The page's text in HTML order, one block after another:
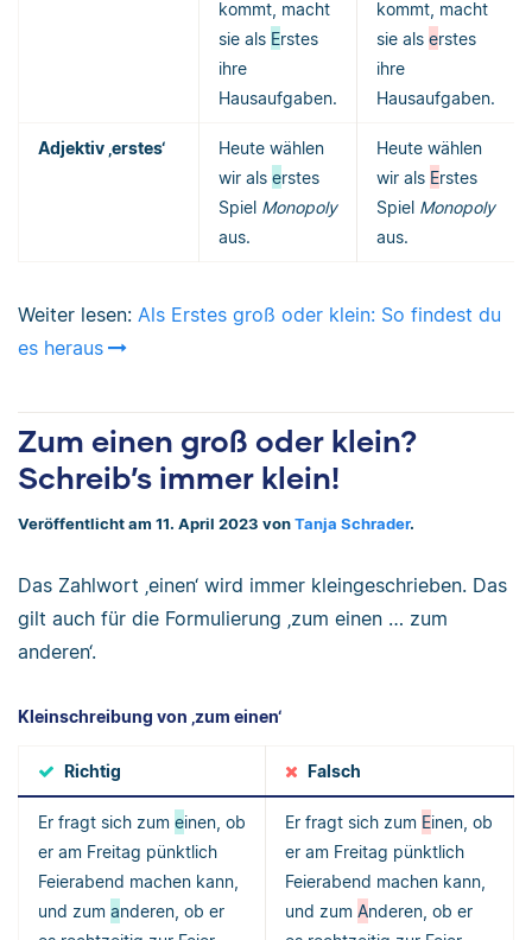
kommt, macht
sie als Erstes
ihre
Hausaufgaben.
kommt, macht
sie als erstes
ihre
Hausaufgaben.
Adjektiv ‚erstes‘
Heute wählen
wir als erstes
Spiel Monopoly
aus.
Heute wählen
wir als Erstes
Spiel Monopoly
aus.
Weiter lesen: Als Erstes groß oder klein: So findest du
es heraus
Zum einen groß oder klein?
Schreib’s immer klein!
Veröffentlicht am 11. April 2023 von Tanja Schrader.
Das Zahlwort ‚einen‘ wird immer kleingeschrieben. Das
gilt auch für die Formulierung ‚zum einen … zum
anderen‘.
Kleinschreibung von ‚zum einen‘
Richtig Falsch
Er fragt sich zum einen, ob
er am Freitag pünktlich
Feierabend machen kann,
und zum anderen, ob er
Er fragt sich zum Einen, ob
er am Freitag pünktlich
Feierabend machen kann,
und zum Anderen, ob er